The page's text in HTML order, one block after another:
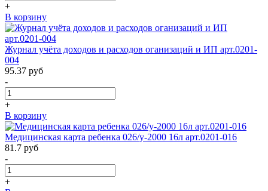
+
В корзину
Журнал учёта доходов и расходов оганизаций и ИП арт.0201-
004
95.37 руб
-
+
В корзину
Медицинская карта ребенка 026/у-2000 16л арт.0201-016
81.7 руб
-
+